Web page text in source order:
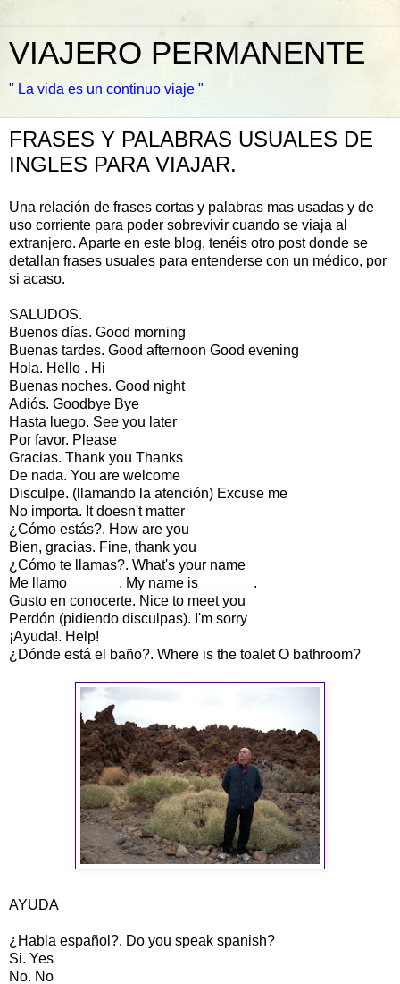
VIAJERO PERMANENTE
" La vida es un continuo viaje "
FRASES Y PALABRAS USUALES DE
INGLES PARA VIAJAR.
Una relación de frases cortas y palabras mas usadas y de
uso corriente para poder sobrevivir cuando se viaja al
extranjero. Aparte en este blog, tenéis otro post donde se
detallan frases usuales para entenderse con un médico, por
si acaso.
SALUDOS.
Buenos días. Good morning
Buenas tardes. Good afternoon Good evening
Hola. Hello . Hi
Buenas noches. Good night
Adiós. Goodbye Bye
Hasta luego. See you later
Por favor. Please
Gracias. Thank you Thanks
De nada. You are welcome
Disculpe. (llamando la atención) Excuse me
No importa. It doesn't matter
¿Cómo estás?. How are you
Bien, gracias. Fine, thank you
¿Cómo te llamas?. What's your name
Me llamo ______. My name is ______ .
Gusto en conocerte. Nice to meet you
Perdón (pidiendo disculpas). I'm sorry
¡Ayuda!. Help!
¿Dónde está el baño?. Where is the toalet O bathroom?
AYUDA
¿Habla español?. Do you speak spanish?
Si. Yes
No. No